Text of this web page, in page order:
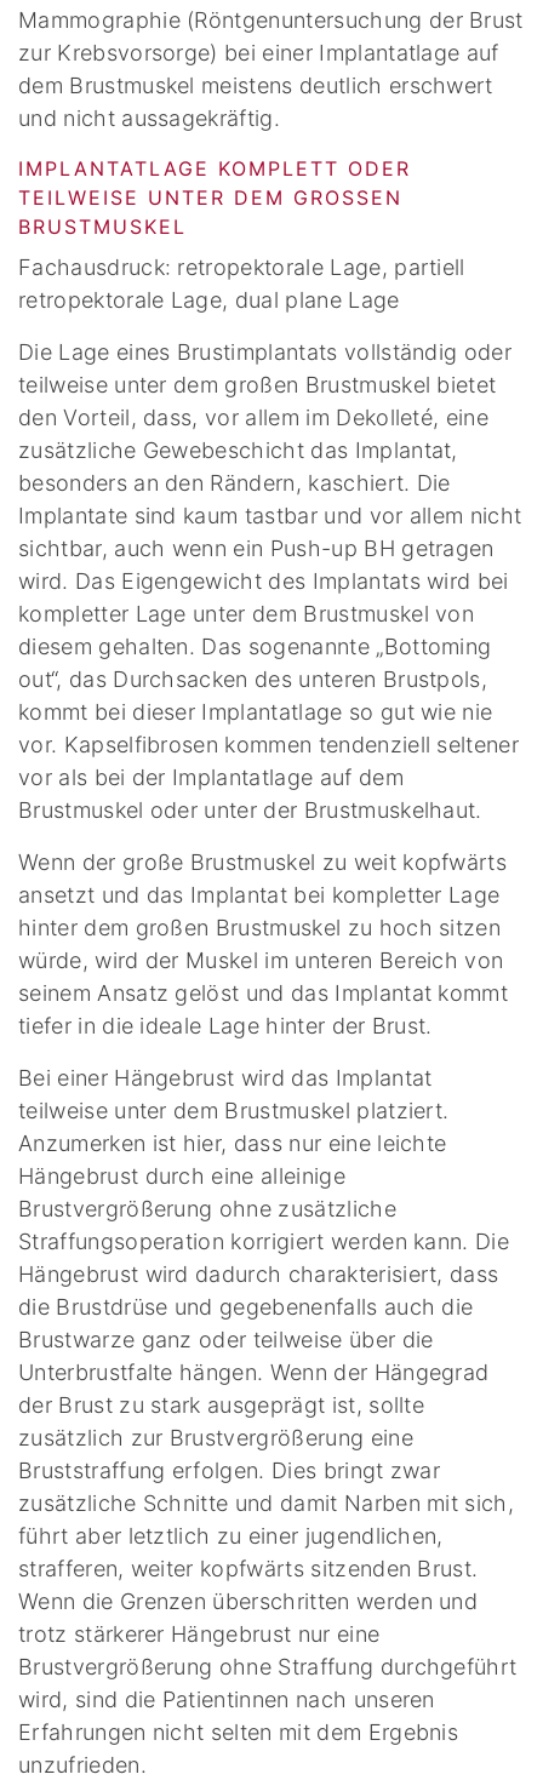
Mammographie (Röntgenuntersuchung der Brust
zur Krebsvorsorge) bei einer Implantatlage auf
dem Brustmuskel meistens deutlich erschwert
und nicht aussagekräftig.
IMPLANTATLAGE KOMPLETT ODER
TEILWEISE UNTER DEM GROSSEN B
RUSTMUSKEL
Fachausdruck: retropektorale Lage, partiell
retropektorale Lage, dual plane Lage
Die Lage eines Brustimplantats vollständig oder
teilweise unter dem großen Brustmuskel bietet
den Vorteil, dass, vor allem im Dekolleté, eine
zusätzliche Gewebeschicht das Implantat,
besonders an den Rändern, kaschiert. Die
Implantate sind kaum tastbar und vor allem nicht
sichtbar, auch wenn ein Push-up BH getragen
wird. Das Eigengewicht des Implantats wird bei
kompletter Lage unter dem Brustmuskel von
diesem gehalten. Das sogenannte „Bottoming
out“, das Durchsacken des unteren Brustpols,
kommt bei dieser Implantatlage so gut wie nie
vor. Kapselfibrosen kommen tendenziell seltener
vor als bei der Implantatlage auf dem
Brustmuskel oder unter der Brustmuskelhaut.
Wenn der große Brustmuskel zu weit kopfwärts
ansetzt und das Implantat bei kompletter Lage
hinter dem großen Brustmuskel zu hoch sitzen
würde, wird der Muskel im unteren Bereich von
seinem Ansatz gelöst und das Implantat kommt
tiefer in die ideale Lage hinter der Brust.
Bei einer Hängebrust wird das Implantat
teilweise unter dem Brustmuskel platziert.
Anzumerken ist hier, dass nur eine leichte
Hängebrust durch eine alleinige
Brustvergrößerung ohne zusätzliche
Straffungsoperation korrigiert werden kann. Die
Hängebrust wird dadurch charakterisiert, dass
die Brustdrüse und gegebenenfalls auch die
Brustwarze ganz oder teilweise über die
Unterbrustfalte hängen. Wenn der Hängegrad
der Brust zu stark ausgeprägt ist, sollte
zusätzlich zur Brustvergrößerung eine
Bruststraffung erfolgen. Dies bringt zwar
zusätzliche Schnitte und damit Narben mit sich,
führt aber letztlich zu einer jugendlichen,
strafferen, weiter kopfwärts sitzenden Brust.
Wenn die Grenzen überschritten werden und
trotz stärkerer Hängebrust nur eine
Brustvergrößerung ohne Straffung durchgeführt
wird, sind die Patientinnen nach unseren
Erfahrungen nicht selten mit dem Ergebnis
unzufrieden.